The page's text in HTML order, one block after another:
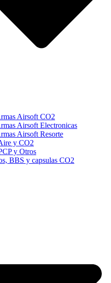
Airsoft CO2
Airsoft Electronicas
Airsoft Resorte
y CO2
y Otros
BBS y capsulas CO2